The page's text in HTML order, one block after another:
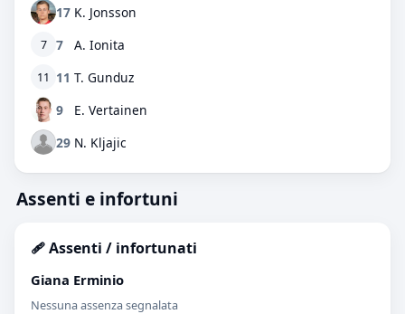
17 K. Jonsson
7 7 A. Ionita
11 11 T. Gunduz
9
E. Vertainen
29 N. Kljajic
Assenti e infortuni
🩹 Assenti / infortunati
Giana Erminio
Nessuna assenza segnalata